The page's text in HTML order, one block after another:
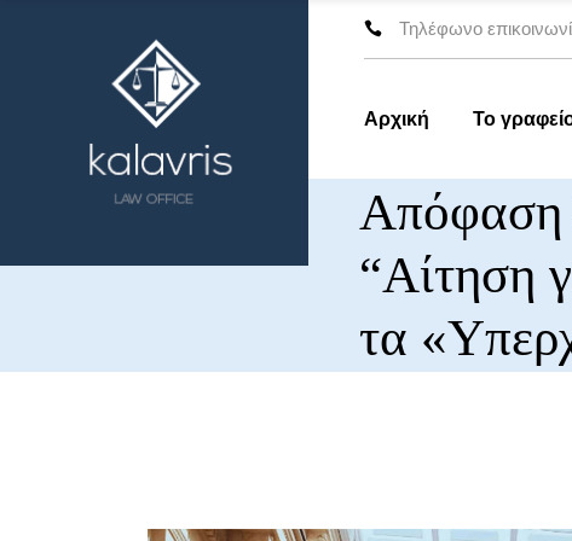
Τηλέφωνο
Αρχική Το
Απόφαση
“Αίτηση
τα